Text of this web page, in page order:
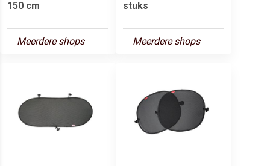
150 cm
Meerdere shops
stuks
Meerdere shops